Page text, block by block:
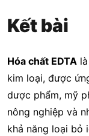
Kết bài
Hóa chất EDTA
kim loại, được
dược phẩm, mỹ
nông nghiệp và
khả năng loại bỏ